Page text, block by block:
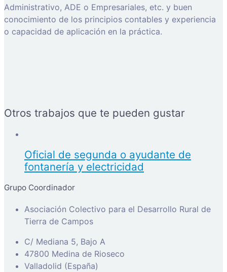
Administrativo, ADE o Empresariales, etc. y buen
conocimiento de los principios contables y experiencia
o capacidad de aplicación en la práctica.
Otros trabajos que te pueden gustar
Oficial de segunda o ayudante de
fontanería y electricidad
Grupo Coordinador
Asociación Colectivo para el Desarrollo Rural de
Tierra de Campos
C/ Mediana 5, Bajo A
47800 Medina de Rioseco
Valladolid (España)